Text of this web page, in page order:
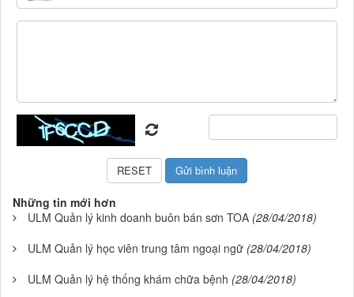
Những tin mới hơn
ULM Quản lý kinh doanh buôn bán sơn TOA (28/04/2018)
ULM Quản lý học viên trung tâm ngoại ngữ (28/04/2018)
ULM Quản lý hệ thống khám chữa bệnh (28/04/2018)